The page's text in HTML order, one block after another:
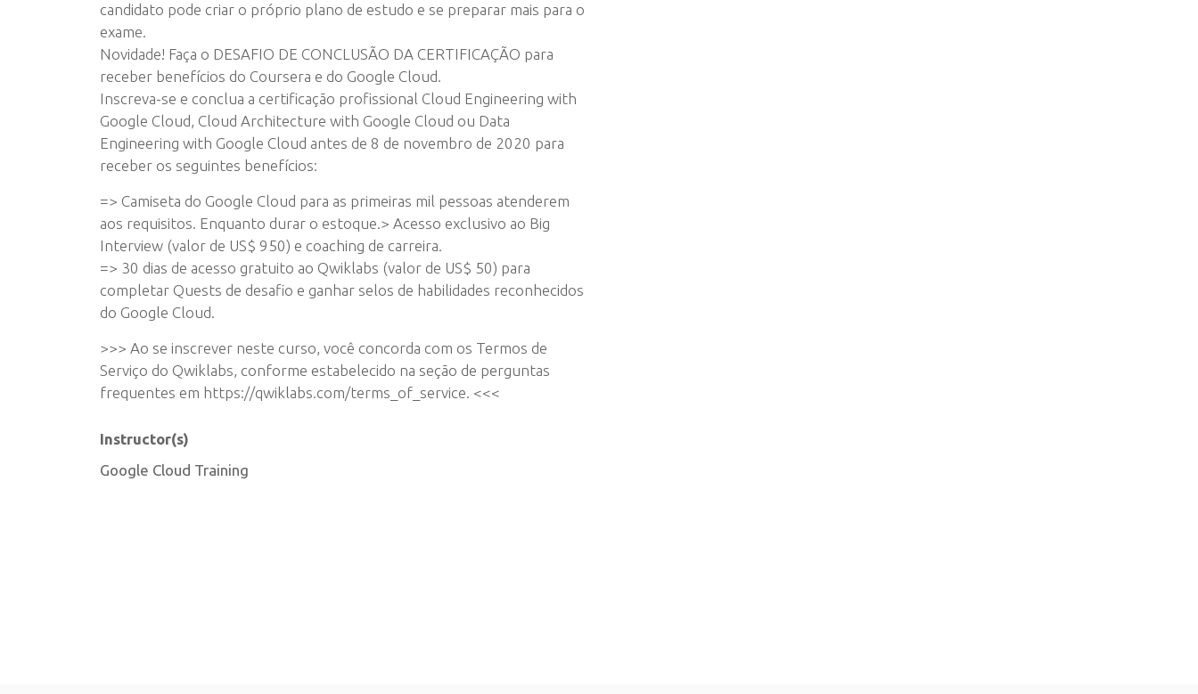
candidato pode criar o próprio plano de estudo e se preparar mais para o
exame.
Novidade! Faça o DESAFIO DE CONCLUSÃO DA CERTIFICAÇÃO para
receber benefícios do Coursera e do Google Cloud.
Inscreva-se e conclua a certificação profissional Cloud Engineering with
Google Cloud, Cloud Architecture with Google Cloud ou Data
Engineering with Google Cloud antes de 8 de novembro de 2020 para
receber os seguintes benefícios:
=> Camiseta do Google Cloud para as primeiras mil pessoas atenderem
aos requisitos. Enquanto durar o estoque.> Acesso exclusivo ao Big
Interview (valor de US$ 950) e coaching de carreira.
=> 30 dias de acesso gratuito ao Qwiklabs (valor de US$ 50) para
completar Quests de desafio e ganhar selos de habilidades reconhecidos
do Google Cloud.
>>> Ao se inscrever neste curso, você concorda com os Termos de
Serviço do Qwiklabs, conforme estabelecido na seção de perguntas
frequentes em https://qwiklabs.com/terms_of_service. <<<
Instructor(s)
Google Cloud Training